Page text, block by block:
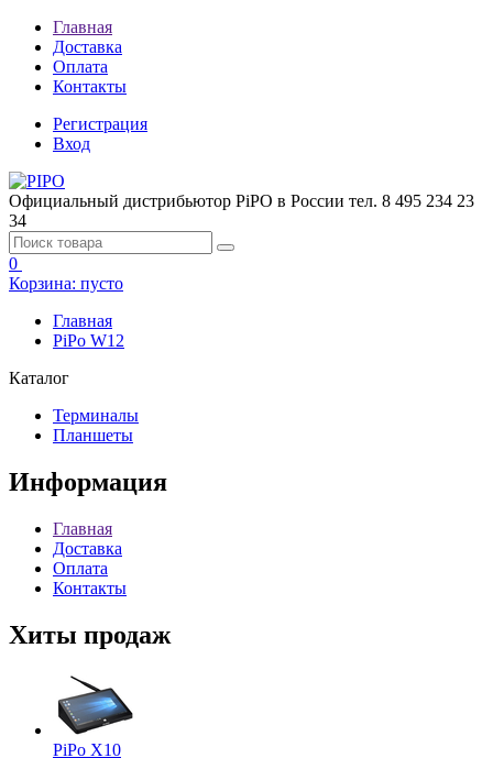
Главная
Доставка
Оплата
Контакты
Регистрация
Вход
Официальный дистрибьютор PiPO в России тел. 8 495 234 23
34
0
Корзина: пусто
Главная
PiPo W12
Каталог
Терминалы
Планшеты
Информация
Главная
Доставка
Оплата
Контакты
Хиты продаж
PiPo X10